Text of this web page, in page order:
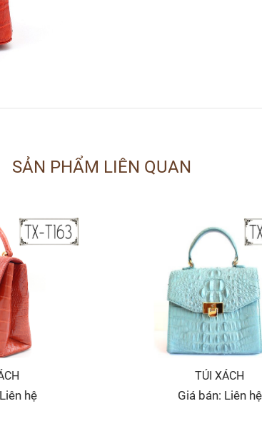
SẢN PHẨM LIÊN QUAN
hệ
TÚI XÁCH
Giá bán: Liên hệ